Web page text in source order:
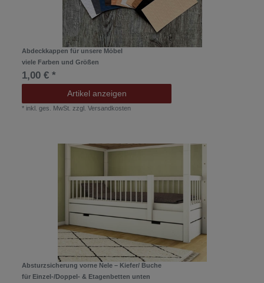
Abdeckkappen für unsere Möbel
viele Farben und Größen
1,00 € *
Artikel anzeigen
* inkl. ges. MwSt. zzgl.Versandkosten
Absturzsicherung vorne Nele – Kiefer/ Buche
für Einzel-/Doppel- & Etagenbetten unten